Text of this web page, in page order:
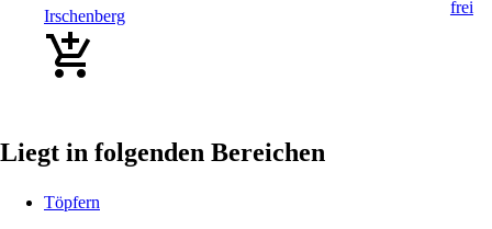
Irschenberg
Liegt in folgenden Bereichen
Töpfern